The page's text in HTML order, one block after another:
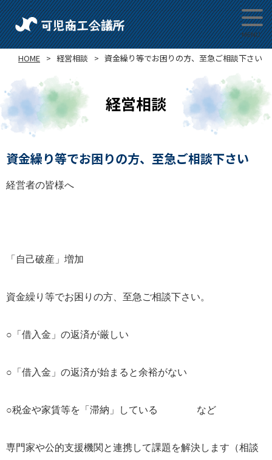
HOME 経営相談 資金繰り等でお困りの方、至急ご相談下さい
経営相談
資金繰り等でお困りの方、至急ご相談下さい
経営者の皆様へ
「自己破産」増加
資金繰り等でお困りの方、至急ご相談下さい。
○「借入金」の返済が厳しい
○「借入金」の返済が始まると余裕がない
○税金や家賃等を「滞納」している など
専門家や公的支援機関と連携して課題を解決します（相談